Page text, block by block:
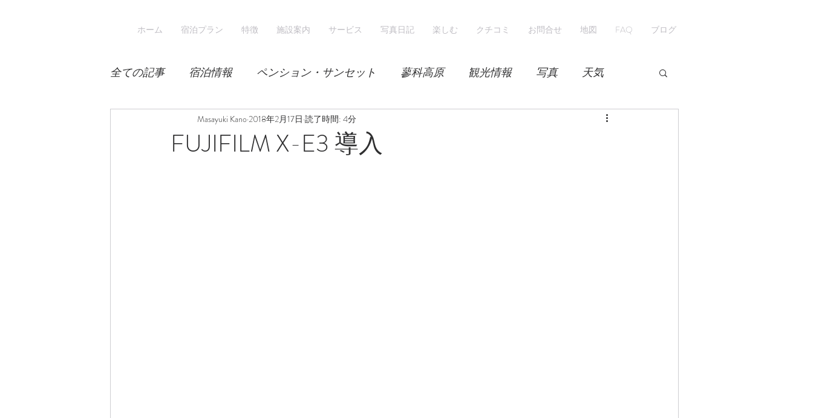
ホーム 宿泊プラン 特徴 施設案内 サービス 写真日記 楽しむ クチコミ お問合せ 地図 FAQ ブログ
全ての記事 宿泊情報 ペンション・サンセット 蓼科高原 観光情報 写真 天気
宿泊 気候 レンゲツツジ 紅葉
FUJIFILM X-E3 導入
Masayuki Kano 2018年2月17日 読了時間: 4分